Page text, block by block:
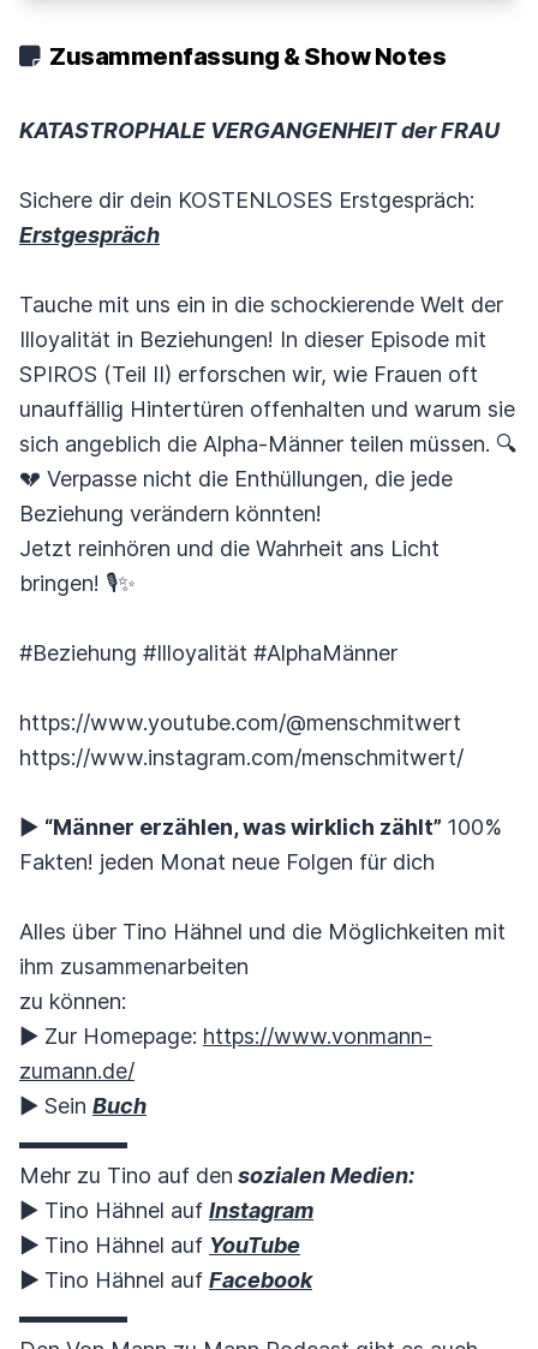
Zusammenfassung & Show Notes
KATASTROPHALE VERGANGENHEIT der FRAU
Sichere dir dein KOSTENLOSES Erstgespräch:
Erstgespräch
Tauche mit uns ein in die schockierende Welt der
Illoyalität in Beziehungen! In dieser Episode mit
SPIROS (Teil II) erforschen wir, wie Frauen oft
unauffällig Hintertüren offenhalten und warum sie
sich angeblich die Alpha-Männer teilen müssen. 🔍
💔 Verpasse nicht die Enthüllungen, die jede
Beziehung verändern könnten!
Jetzt reinhören und die Wahrheit ans Licht
bringen! 🎙️✨
#Beziehung #Illoyalität #AlphaMänner
https://www.youtube.com/@menschmitwert
https://www.instagram.com/menschmitwert/
▶︎ “Männer erzählen, was wirklich zählt” 100%
Fakten! jeden Monat neue Folgen für dich
Alles über Tino Hähnel und die Möglichkeiten mit
ihm zusammenarbeiten
zu können:
▶︎ Zur Homepage: https://www.vonmann-
zumann.de/
▶︎ Sein Buch
▬▬▬▬▬
Mehr zu Tino auf den sozialen Medien:
▶︎ Tino Hähnel auf Instagram
▶︎ Tino Hähnel auf YouTube
▶︎ Tino Hähnel auf Facebook
▬▬▬▬▬